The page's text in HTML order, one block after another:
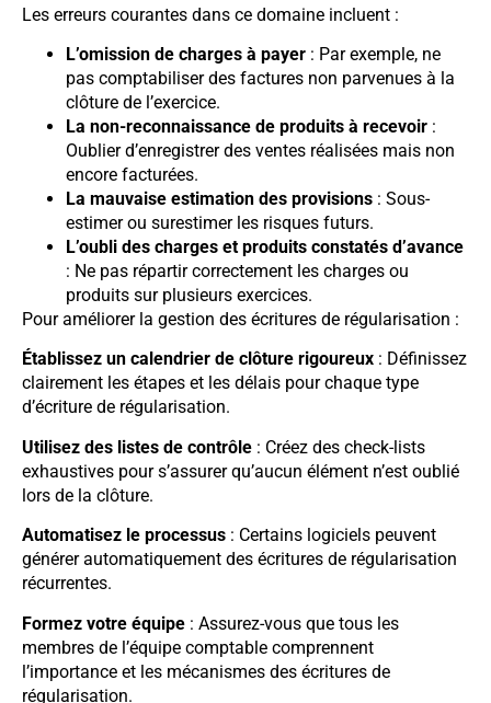
Les erreurs courantes dans ce domaine incluent :
L’omission de charges à payer : Par exemple, ne
pas comptabiliser des factures non parvenues à la
clôture de l’exercice.
La non-reconnaissance de produits à recevoir :
Oublier d’enregistrer des ventes réalisées mais non
encore facturées.
La mauvaise estimation des provisions : Sous-
estimer ou surestimer les risques futurs.
L’oubli des charges et produits constatés d’avance
: Ne pas répartir correctement les charges ou
produits sur plusieurs exercices.
Pour améliorer la gestion des écritures de régularisation :
Établissez un calendrier de clôture rigoureux : Définissez
clairement les étapes et les délais pour chaque type
d’écriture de régularisation.
Utilisez des listes de contrôle : Créez des check-lists
exhaustives pour s’assurer qu’aucun élément n’est oublié
lors de la clôture.
Automatisez le processus : Certains logiciels peuvent
générer automatiquement des écritures de régularisation
récurrentes.
Formez votre équipe : Assurez-vous que tous les
membres de l’équipe comptable comprennent
l’importance et les mécanismes des écritures de
régularisation.